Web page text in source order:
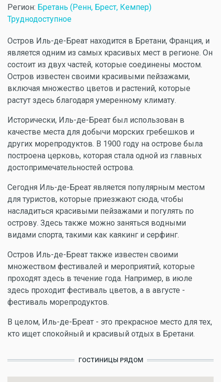
Регион: Бретань (Ренн, Брест, Кемпер)
Труднодоступное
Остров Иль-де-Бреат находится в Бретани, Франция, и
является одним из самых красивых мест в регионе. Он
состоит из двух частей, которые соединены мостом.
Остров известен своими красивыми пейзажами,
включая множество цветов и растений, которые
растут здесь благодаря умеренному климату.
Исторически, Иль-де-Бреат был использован в
качестве места для добычи морских гребешков и
других морепродуктов. В 1900 году на острове была
построена церковь, которая стала одной из главных
достопримечательностей острова.
Сегодня Иль-де-Бреат является популярным местом
для туристов, которые приезжают сюда, чтобы
насладиться красивыми пейзажами и погулять по
острову. Здесь также можно заняться водными
видами спорта, такими как каякинг и серфинг.
Остров Иль-де-Бреат также известен своими
множеством фестивалей и мероприятий, которые
проходят здесь в течение года. Например, в июле
здесь проходит фестиваль цветов, а в августе -
фестиваль морепродуктов.
В целом, Иль-де-Бреат - это прекрасное место для тех,
кто ищет спокойный и красивый отдых в Бретани.
ГОСТИНИЦЫ РЯДОМ